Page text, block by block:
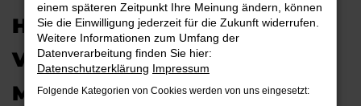
HERAUSRAGENDE QUALITÄT:
VW ID.3 EU-NEUWAGEN FÜR
MAGDEBURG
einem späteren Zeitpunkt Ihre Meinung ändern, können
Sie die Einwilligung jederzeit für die Zukunft widerrufen.
Weitere Informationen zum Umfang der
Datenverarbeitung finden Sie hier:
Datenschutzerklärung Impressum
Folgende Kategorien von Cookies werden von uns eingesetzt: